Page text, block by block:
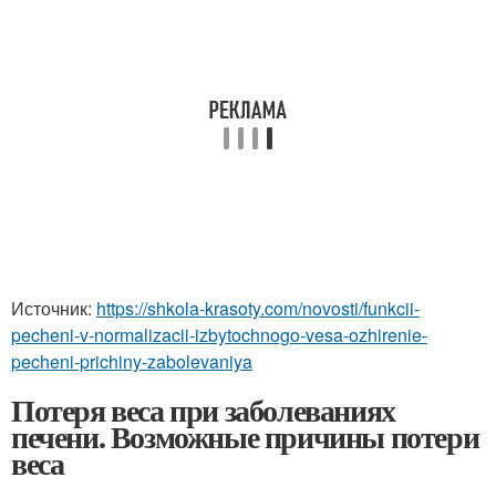
Источник: https://shkola-krasoty.com/novosti/funkcii-
pecheni-v-normalizacii-izbytochnogo-vesa-ozhirenie-
pecheni-prichiny-zabolevaniya
Потеря веса при заболеваниях
печени. Возможные причины потери
веса